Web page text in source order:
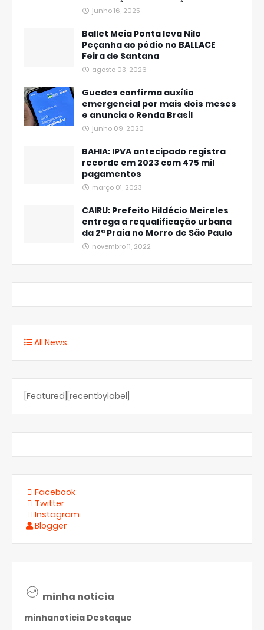
junho 16, 2025
Ballet Meia Ponta leva Nilo
Peçanha ao pódio no BALLACE
Feira de Santana
agosto 03, 2026
Guedes confirma auxílio
emergencial por mais dois meses
e anuncia o Renda Brasil
junho 09, 2020
BAHIA: IPVA antecipado registra
recorde em 2023 com 475 mil
pagamentos
março 01, 2023
CAIRU: Prefeito Hildécio Meireles
entrega a requalificação urbana
da 2ª Praia no Morro de São Paulo
novembro 11, 2022
All News
[Featured][recentbylabel]
Facebook
Twitter
Instagram
Blogger
minha noticia
minhanoticia Destaque